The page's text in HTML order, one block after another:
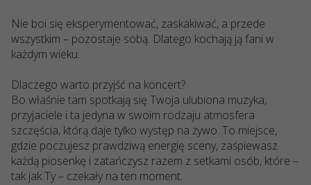
Nie boi się eksperymentować, zaskakiwać, a przede
wszystkim – pozostaje sobą. Dlatego kochają ją fani w
każdym wieku.
Dlaczego warto przyjść na koncert?
Bo właśnie tam spotkają się Twoja ulubiona muzyka,
przyjaciele i ta jedyna w swoim rodzaju atmosfera
szczęścia, którą daje tylko występ na żywo. To miejsce,
gdzie poczujesz prawdziwą energię sceny, zaśpiewasz
każdą piosenkę i zatańczysz razem z setkami osób, które –
tak jak Ty – czekały na ten moment.